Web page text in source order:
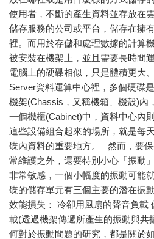
使用者，不斷的產生資料並存放在
儲存服務的公司或平台，儲存在擁
裡。而用於存儲和處理數據的計算
被安裝在機架上，並且需要長時間
電腦上的硬碟相似，只是體積更大
Server資料運算中心裡，多個硬碟
機架(Chassis，又稱機箱、機殼)內
一個機櫃(Cabinet)中，資料中心內
這些設備組合起來的場所，就是每
碟內資料的重要地方。 然而，要
常維護之外，還要特別小心「振動
非常敏感，一個小幅度的振動可能
碟的儲存單元有三個主要的潛在振
效能損失： 冷卻用風扇的聲音負載
載(透過機架傳遞所產生的振動與
何對於振動問題的研究，都是關於